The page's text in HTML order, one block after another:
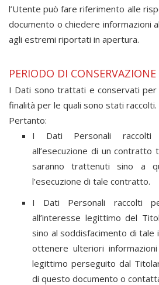
l’Utente può fare riferimento alle
documento o chiedere informazioni
agli estremi riportati in apertura.
PERIODO DI CONSERVAZIONE
I Dati sono trattati e conservati
finalità per le quali sono stati raccolti.
Pertanto:
I Dati Personali raccolti
all’esecuzione di un contratto
saranno trattenuti sino a
l’esecuzione di tale contratto.
I Dati Personali raccolti
all’interesse legittimo del
sino al soddisfacimento di tale
ottenere ulteriori
legittimo perseguito dal
di questo documento o